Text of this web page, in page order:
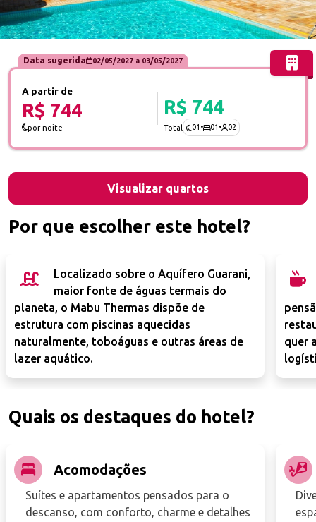
Por que escolher este hotel?
Localizado sobre o Aquífero Guarani,
maior fonte de águas termais do
planeta, o Mabu Thermas dispõe de
estrutura com piscinas aquecidas
naturalmente, toboáguas e outras áreas de
lazer aquático.
quer
Data sugerida 02/05/2027a 03/05/2027
A partir de
R$ 744
por noite
R$ 744
Total 01 • 01 • 02
Visualizar quartos
Quais os destaques do hotel?
Acomodações
Suítes e apartamentos pensados para o
descanso, com conforto, charme e detalhes